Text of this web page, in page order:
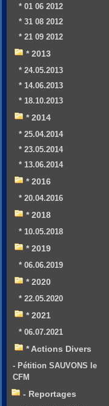
* 01 06 2012
* 31 08 2012
* 21 09 2012
* 2013
* 24.05.2013
* 14.06.2013
* 18.10.2013
* 2014
* 25.04.2014
* 23.05.2014
* 13.06.2014
* 2016
* 20.04.2016
* 2018
* 10.05.2018
* 2019
* 06.06.2019
* 2020
* 22.05.2020
* 2021
* 06.07.2021
* Actions Divers
- Pétition SAUVONS le
CFM
- Reportages